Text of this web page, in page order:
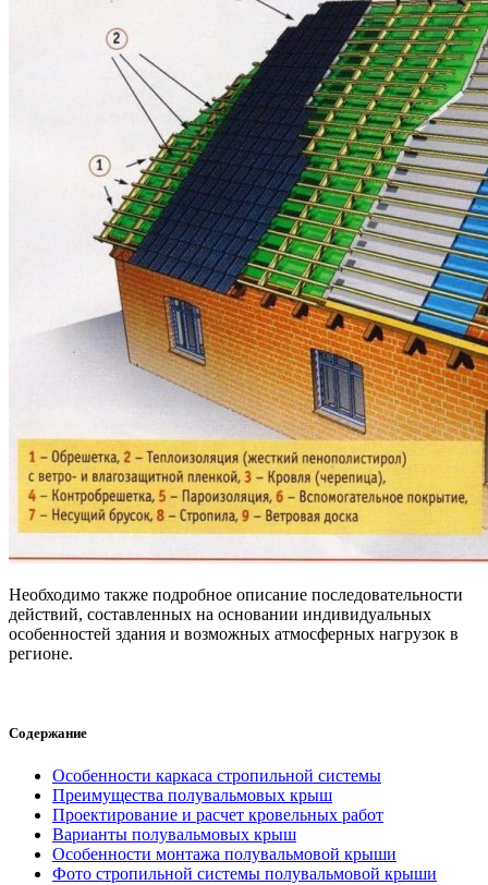
Необходимо также подробное описание последовательности
действий, составленных на основании индивидуальных
особенностей здания и возможных атмосферных нагрузок в
регионе.
Содержание
Особенности каркаса стропильной системы
Преимущества полувальмовых крыш
Проектирование и расчет кровельных работ
Варианты полувальмовых крыш
Особенности монтажа полувальмовой крыши
Фото стропильной системы полувальмовой крыши